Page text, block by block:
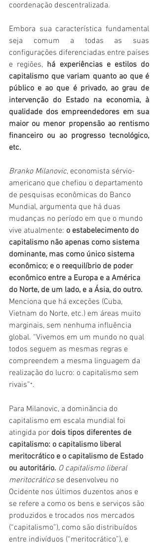
coordenação descentralizada.
Embora sua característica fundamental
seja comum a todas as suas
configurações diferenciadas entre países
e regiões, há experiências e estilos do
capitalismo que variam quanto ao que é
público e ao que é privado, ao grau de
intervenção do Estado na economia, à
qualidade dos empreendedores em sua
maior ou menor propensão ao rentismo
financeiro ou ao progresso tecnológico,
etc.
Branko Milanovic, economista sérvio-
americano que chefiou o departamento
de pesquisas econômicas do Banco
Mundial, argumenta que há duas
mudanças no período em que o mundo
vive atualmente: o estabelecimento do
capitalismo não apenas como sistema
dominante, mas como único sistema
econômico; e o reequilíbrio de poder
econômico entre a Europa e a América
do Norte, de um lado, e a Ásia, do outro.
Menciona que há exceções (Cuba,
Vietnam do Norte, etc.) em áreas muito
marginais, sem nenhuma influência
global. “Vivemos em um mundo no qual
todos seguem as mesmas regras e
compreendem a mesma linguagem da
realização do lucro: o capitalismo sem
rivais”*.
Para Milanovic, a dominância do
capitalismo em escala mundial foi
atingida por dois tipos diferentes de
capitalismo: o capitalismo liberal
meritocrático e o capitalismo de Estado
ou autoritário. O capitalismo liberal
meritocrático se desenvolveu no
Ocidente nos últimos duzentos anos e
se refere a como os bens e serviços são
produzidos e trocados nos mercados
(“capitalismo”), como são distribuídos
entre indivíduos (“meritocrático”), e